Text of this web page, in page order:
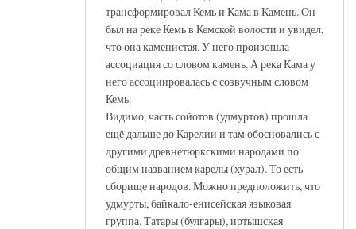
трансформировал Кемь и Кама в Камень. Он
был на реке Кемь в Кемской волости и увидел,
что она каменистая. У него произошла
ассоциация со словом камень. А река Кама у
него ассоциировалась с созвучным словом
Кемь.
Видимо, часть сойотов (удмуртов) прошла
ещё дальше до Карелии и там обосновались с
другими древнетюркскими народами по
общим названием карелы (хурал). То есть
сборище народов. Можно предположить, что
удмурты, байкало-енисейская языковая
группа. Татары (булгары), иртышская